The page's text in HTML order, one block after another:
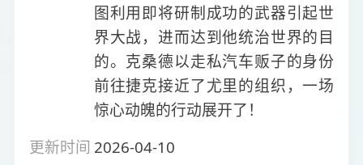
图利用即将研制成功的武器引起世
界大战，进而达到他统治世界的目
的。克桑德以走私汽车贩子的身份
前往捷克接近了尤里的组织，一场
惊心动魄的行动展开了！
更新时间 2026-04-10